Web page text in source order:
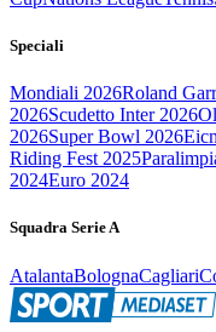
Speciali
Mondiali 2026Roland
2026Scudetto Inter 2026
2026Super Bowl 2026
Riding Fest 2025
2024Euro 2024
Squadra Serie A
AtalantaBolognaCagliari